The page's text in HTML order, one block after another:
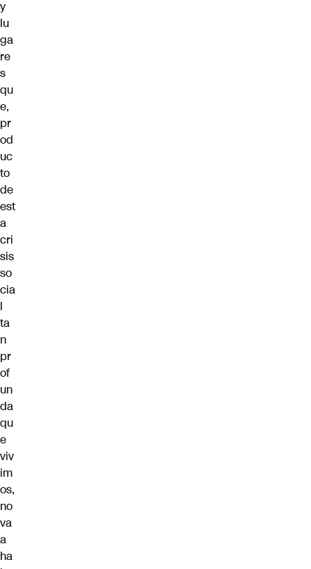
y
lu
ga
re
s
qu
e,
pr
od
uc
to
de
est
a
cri
sis
so
cia
l
ta
n
pr
of
un
da
qu
e
viv
im
os,
no
va
a
ha